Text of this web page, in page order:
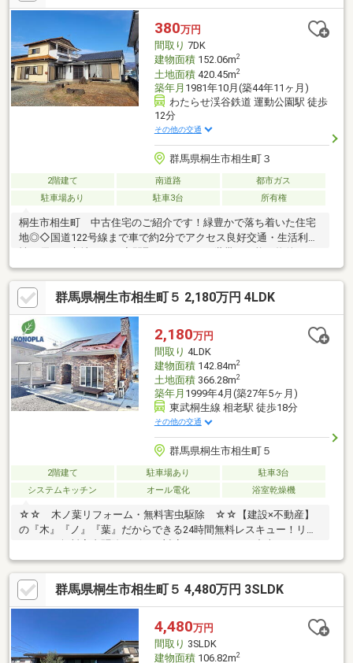
『きつね隊』・『ゴリラ隊』という無料かけつけサービスの仕組
みが、整っています♪／住んでからのお家トラブル、緊急対応も承
っております♪お家のこと、すべて木ノ葉プランニングにお任せく
ださい＾＾
380万円
間取り 7DK
建物面積152.06m2
土地面積420.45m2
築年月 1981年10月(築44年11ヶ月)
わたらせ渓谷鉄道 運動公園駅 徒歩
12分
その他の交通
群馬県桐生市相生町３
2階建て 南道路
都市ガス
駐車場あり
駐車3台 所有権
桐生市相生町 中古住宅のご紹介です！緑豊かで落ち着いた住宅
地◎◇国道122号線まで車で約2分でアクセス良好交通・生活利便
め大人数での入居も実現可能です◎◆約127坪の広々とした土地
ゆとりのある土地のため、お庭や駐車場スペースなども広くとれ
ます！ご家族、親戚の集まりもしやすい物件です♪周辺施設カスミ
桐生相生店 約2，500mセブンイレブン桐生川内3丁目店 約
900mマーケットシティ桐生 約3，300m◆◇◆中古戸建をお探
しなら、LIXIL不動産ショップのトウショウレックスへ◆◇◆
群馬県桐生市相生町５ 2,180万円 4LDK
2,180万円
間取り 4LDK
建物面積142.84m2
土地面積366.28m2
築年月 1999年4月(築27年5ヶ月)
東武桐生線 相老駅 徒歩18分
その他の交通
群馬県桐生市相生町５
2階建て 駐車場あり
駐車3台
システムキッチン
オール電化 浴室乾燥機
☆☆ 木ノ葉リフォーム・無料害虫駆除 ☆☆【建設×不動産】
の『木』『ノ』『葉』だからできる24時間無料レスキュー！リフ
ターサービスがついており、住んでからの安心をずっとお届けし
ます！内覧時に、無料相談・お見積りも物件ごとに作成可能！！
オウチ探しも、リフォームも一緒に相談できます！＼弊社には、
『きつね隊』・『ゴリラ隊』という無料かけつけサービスの仕組
みが、整っています♪／住んでからのお家トラブル、緊急対応も承
っております♪お家のこと、すべて木ノ葉プランニングにお任せく
ださい＾＾
群馬県桐生市相生町５ 4,480万円 3SLDK
4,480万円
間取り 3SLDK
建物面積106.82m2